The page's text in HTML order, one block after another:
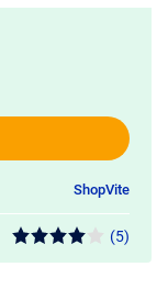
ShopVite
(5)